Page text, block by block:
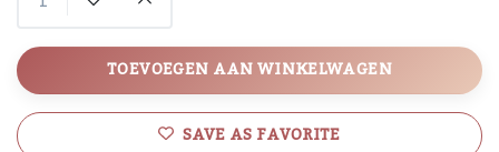
TOEVOEGEN AAN WINKELWAGEN
SAVE AS FAVORITE